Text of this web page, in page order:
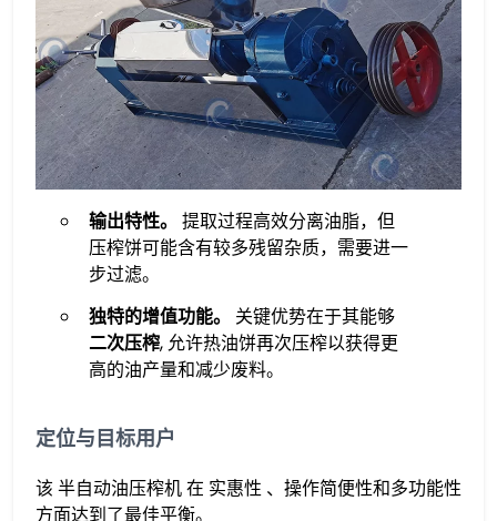
输出特性。 ​ 提取过程高效分离油脂，但
压榨饼可能含有较多残留杂质，需要进一
步过滤。
​独特的增值功能。
​ 关键优势在于其能够​
二次压榨, 允许热油饼再次压榨以获得更
高的油产量和减少废料。
定位与目标用户
​该 半自动油压榨机 在​ 实惠性 、​操作简便性​和​多功能性​
方面达到了最佳平衡。